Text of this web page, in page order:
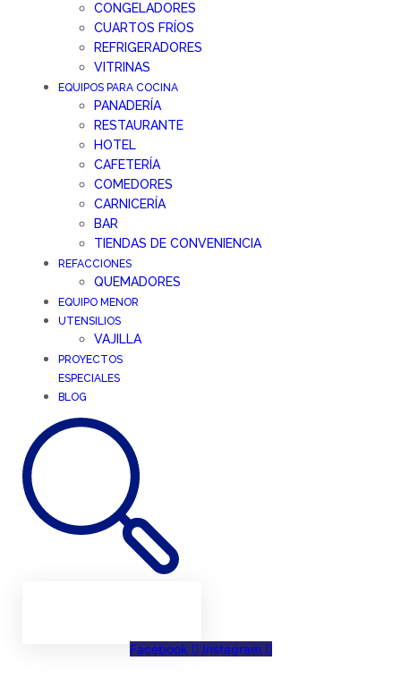
CONGELADORES
CUARTOS FRÍOS
REFRIGERADORES
VITRINAS
EQUIPOS PARA COCINA
PANADERÍA
RESTAURANTE
HOTEL
CAFETERÍA
COMEDORES
CARNICERÍA
BAR
TIENDAS DE CONVENIENCIA
REFACCIONES
QUEMADORES
EQUIPO MENOR
UTENSILIOS
VAJILLA
PROYECTOS
ESPECIALES
BLOG
Facebook Instagram